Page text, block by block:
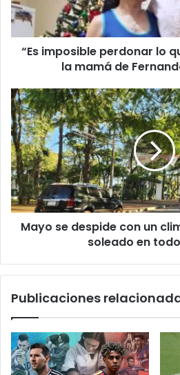
“Es imposible perdonar lo
la mamá de
Mayo se despide con un
soleado en
Publicaciones